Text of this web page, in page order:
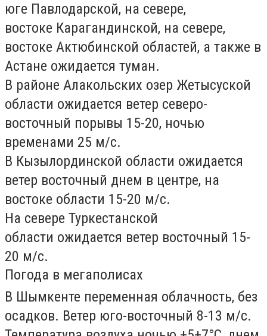
юге Павлодарской, на севере,
востоке Карагандинской, на севере,
востоке Актюбинской областей, а также в
Астане ожидается туман.
В районе Алакольских озер Жетысуской
области ожидается ветер северо-
восточный порывы 15-20, ночью
временами 25 м/с.
В Кызылординской области ожидается
ветер восточный днем в центре, на
востоке области 15-20 м/с.
На севере Туркестанской
области ожидается ветер восточный 15-
20 м/с.
Погода в мегаполисах
В Шымкенте переменная облачность, без
осадков. Ветер юго-восточный 8-13 м/с.